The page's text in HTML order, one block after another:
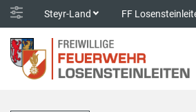
Steyr-Land FF